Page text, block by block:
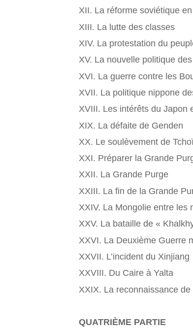
XII. La réforme soviétique
XIII. La lutte des classes
XIV. La protestation du
XV. La nouvelle politique
XVI. La guerre contre les
XVII. La politique nippone
XVIII. Les intérêts du Japon
XIX. La défaite de Genden
XX. Le soulèvement de
XXI. Préparer la Grande
XXII. La Grande Purge
XXIII. La fin de la Grande
XXIV. La Mongolie entre les
XXV. La bataille de «
XXVI. La Deuxième Guerre
XXVII. L’incident du Xinjiang
XXVIII. Du Caire à Yalta
XXIX. La reconnaissance
QUATRIÈME PARTIE